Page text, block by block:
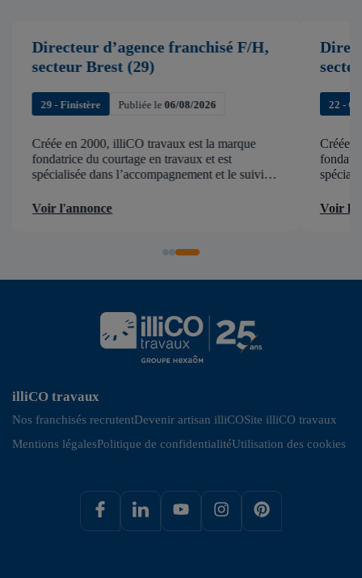
Directeur d’agence franchisé F/H,
secteur Brest (29)
29 - Finistère Publiée le06/08/2026
Créée en 2000, illiCO travaux est la marque
fondatrice du courtage en travaux et est
spécialisée dans l’accompagnement et le suivi
d’accélérer et de faciliter tous les projets […]
Voir l'annonce
22 -
Créée
Voir
illiCO travaux
Nos franchisés recrutentDevenir artisan illiCOSite illiCO travaux
Mentions légalesPolitique de confidentialitéUtilisation des cookies